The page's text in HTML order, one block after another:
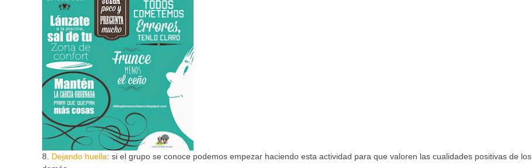
8. Dejando huella: si el grupo se conoce podemos empezar haciendo esta actividad para que valoren las cualidades positivas de los